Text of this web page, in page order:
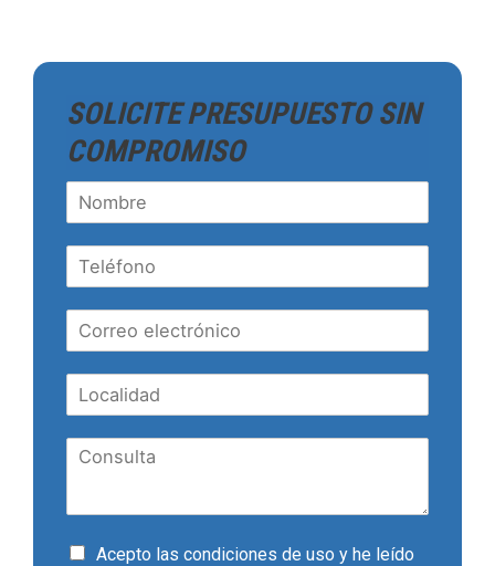
SOLICITE PRESUPUESTO SIN
COMPROMISO
Acepto las condiciones de uso y he leído